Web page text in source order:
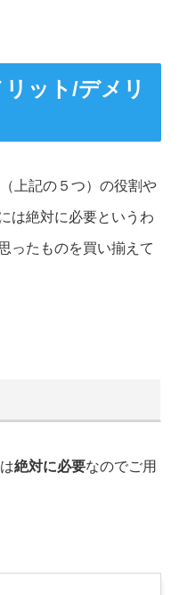
ット/デメリ
上記の５つ）の役割や
は絶対に必要というわ
ったものを買い揃えて
絶対に必要なのでご用